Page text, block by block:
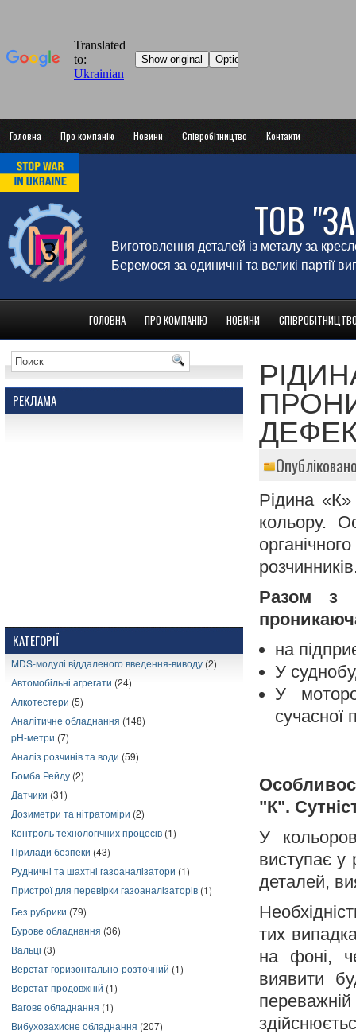
Головна Про компанію Новини Співробітництво Контакти
ТОВ
Виготовлення деталей із металу за
Беремося за одиничні та великі партії
ГОЛОВНА ПРО КОМПАНІЮ НОВИНИ
РЕКЛАМА
КАТЕГОРІЇ
MDS-модулі віддаленого введення-виводу (2)
Автомобільні агрегати (24)
Алкотестери (5)
Аналітичне обладнання (148)
pH-метри (7)
Аналіз розчинів та води (59)
Бомба Рейду (2)
Датчики (31)
Дозиметри та нітратоміри (2)
Контроль технологічних процесів (1)
Прилади безпеки (43)
Рудничні та шахтні газоаналізатори (1)
Пристрої для перевірки газоаналізаторів (1)
Без рубрики (79)
Бурове обладнання (36)
Вальці (3)
Верстат горизонтально-розточний (1)
Верстат продовжній (1)
Вагове обладнання (1)
Вибухозахисне обладнання (207)
Рідина
кольору.
Разом з
на
У
У
сучасної
"К".
У
виступає у
деталей,
тих
на фоні,
виявити